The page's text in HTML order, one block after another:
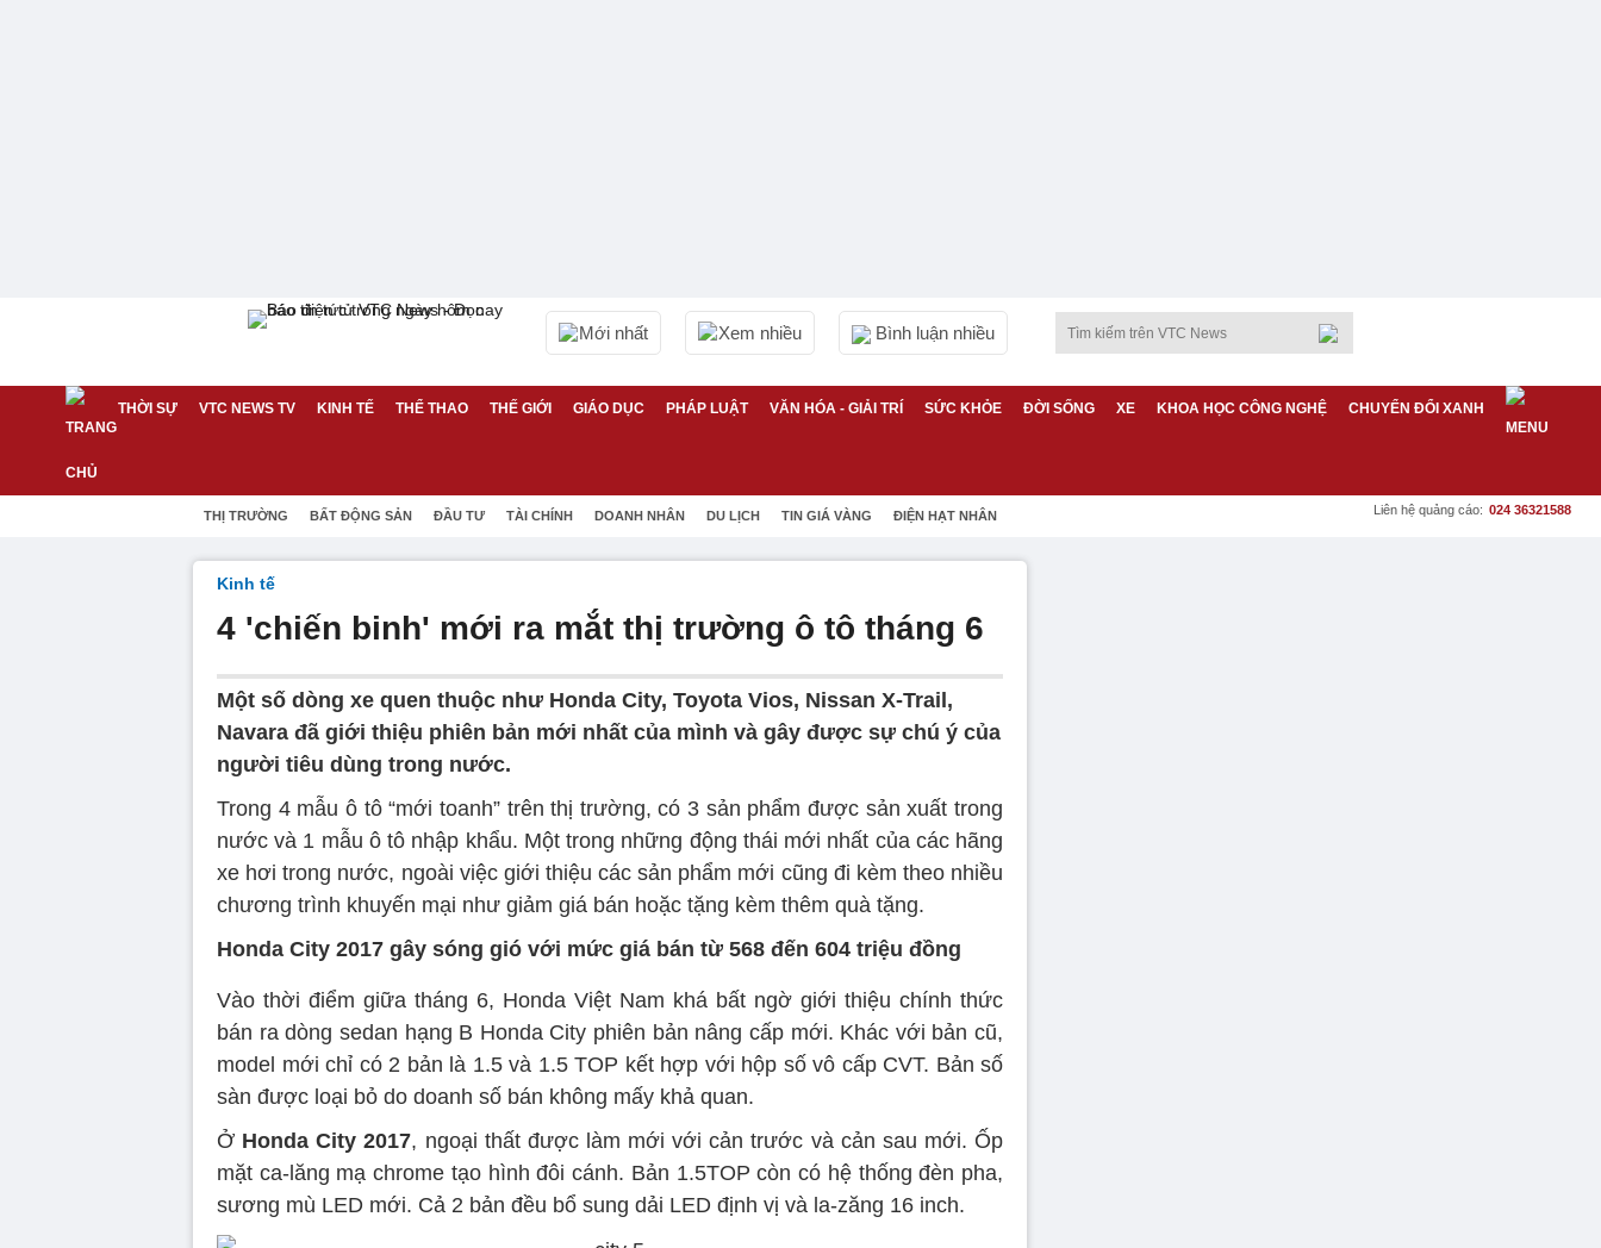
Mới nhất Xem nhiều Bình luận nhiều
THỜI SỰ VTC NEWS TV KINH TẾ THỂ THAO THẾ GIỚI GIÁO DỤC PHÁP LUẬT VĂN HÓA - GIẢI TRÍ SỨC KHỎE ĐỜI SỐNG XE KHOA HỌC CÔNG NGHỆ CHUYỂN ĐỔI XANH
THỊ TRƯỜNG BẤT ĐỘNG SẢN ĐẦU TƯ TÀI CHÍNH DOANH NHÂN DU LỊCH TIN GIÁ VÀNG ĐIỆN HẠT NHÂN Liên hệ quảng cáo: 024 36321588
Kinh tế
4 'chiến binh' mới ra mắt thị trường ô tô tháng 6
Một số dòng xe quen thuộc như Honda City, Toyota Vios, Nissan X-Trail,
Navara đã giới thiệu phiên bản mới nhất của mình và gây được sự chú ý của
người tiêu dùng trong nước.
Trong 4 mẫu ô tô “mới toanh” trên thị trường, có 3 sản phẩm được sản xuất trong
nước và 1 mẫu ô tô nhập khẩu. Một trong những động thái mới nhất của các hãng
xe hơi trong nước, ngoài việc giới thiệu các sản phẩm mới cũng đi kèm theo nhiều
chương trình khuyến mại như giảm giá bán hoặc tặng kèm thêm quà tặng.
Honda City 2017 gây sóng gió với mức giá bán từ 568 đến 604 triệu đồng
Vào thời điểm giữa tháng 6, Honda Việt Nam khá bất ngờ giới thiệu chính thức
bán ra dòng sedan hạng B Honda City phiên bản nâng cấp mới. Khác với bản cũ,
model mới chỉ có 2 bản là 1.5 và 1.5 TOP kết hợp với hộp số vô cấp CVT. Bản số
sàn được loại bỏ do doanh số bán không mấy khả quan.
Ở Honda City 2017, ngoại thất được làm mới với cản trước và cản sau mới. Ốp
mặt ca-lăng mạ chrome tạo hình đôi cánh. Bản 1.5TOP còn có hệ thống đèn pha,
sương mù LED mới. Cả 2 bản đều bổ sung dải LED định vị và la-zăng 16 inch.